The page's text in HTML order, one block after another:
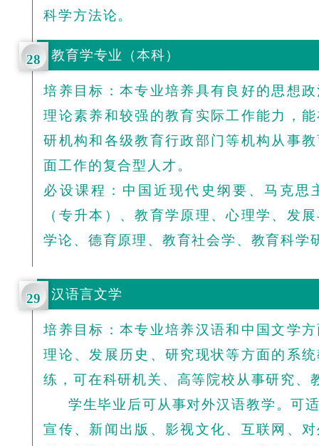
科学方法论。
28 教育学专业（本科）
培养目标：本专业培养具有良好的思想
理论素养和较强的教育实际工作能力，
研机构和各级教育行政部门等机构从事
面工作的复合型人才。
必设课程：中国近现代史纲要、马克思
（专升本）、教育学原理、心理学、发
学论、德育原理、教育社会学、教育科学
29 汉语言文学
培养目标：本专业培养汉语和中国文学
理论、发展历史、研究现状等方面的系
练，可在科研机关、高等院校从事研究、
学生毕业后可从事对外汉语教学。可
宣传、新闻出版、影视文化、互联网、